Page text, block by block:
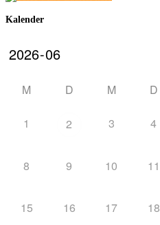
Kalender
M D M D
1 2 3 4
8 9 10 11
15 16 17 18